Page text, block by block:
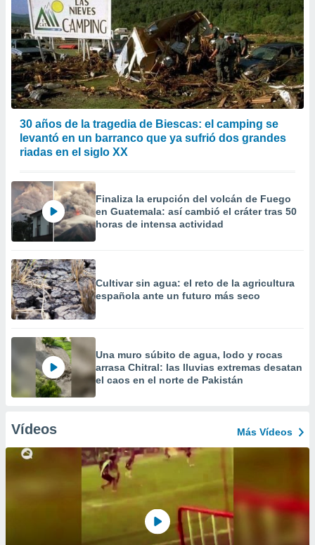
30 años de la tragedia de Biescas: el camping se
levantó en un barranco que ya sufrió dos grandes
riadas en el siglo XX
Finaliza la erupción del volcán de Fuego
en Guatemala: así cambió el cráter tras 50
horas de intensa actividad
Cultivar sin agua: el reto de la agricultura
española ante un futuro más seco
Una muro súbito de agua, lodo y rocas
arrasa Chitral: las lluvias extremas desatan
el caos en el norte de Pakistán
Vídeos Más Vídeos